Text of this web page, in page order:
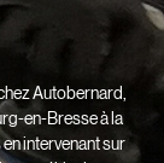
Autobernard,
en-Bresse à la
intervenant sur